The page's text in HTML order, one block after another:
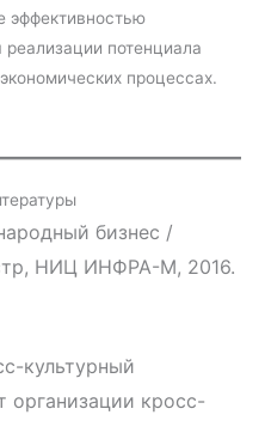
эффективностью
потенциала
процессах.
бизнес /
НИЦ ИНФРА-М, 2016.
культурный
организации кросс-